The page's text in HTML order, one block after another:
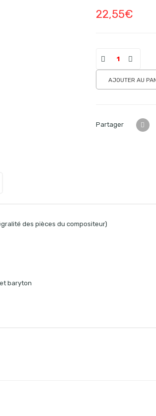
22,55€
AJOUTER AU
Partager
des pièces du compositeur)
baryton